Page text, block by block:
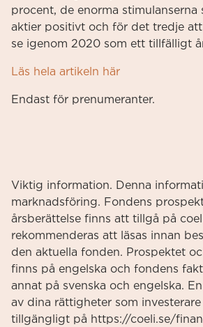
procent, de enorma stimulanserna
aktier positivt och för det tredje
se igenom 2020 som ett tillfälligt
Läs hela artikeln här
Endast för prenumeranter.
Viktig information. Denna
marknadsföring. Fondens
årsberättelse finns att tillgå på
rekommenderas att läsas innan
den aktuella fonden. Prospektet
finns på engelska och fondens
annat på svenska och engelska.
av dina rättigheter som
tillgängligt på https://coeli.se/